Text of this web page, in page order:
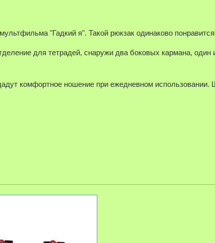
"Гадкий я". Такой рюкзак одинаково
для тетрадей, снаружи два боковых кармана,
комфортное ношение при ежедневном